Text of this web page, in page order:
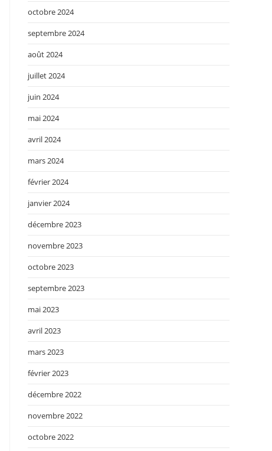
octobre 2024
septembre 2024
août 2024
juillet 2024
juin 2024
mai 2024
avril 2024
mars 2024
février 2024
janvier 2024
décembre 2023
novembre 2023
octobre 2023
septembre 2023
mai 2023
avril 2023
mars 2023
février 2023
décembre 2022
novembre 2022
octobre 2022